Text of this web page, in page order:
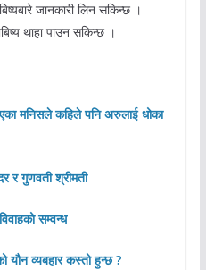
जानकारी लिन सकिन्छ ।
थाहा पाउन सकिन्छ ।
मनिसले कहिले पनि अरुलाई धोका
र गुणवती श्रीमती
सम्वन्ध
यौन व्यबहार कस्तो हुन्छ ?